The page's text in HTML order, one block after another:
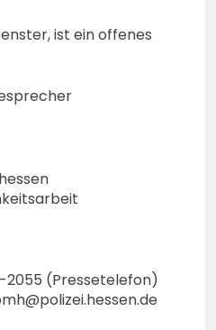
ist ein offenes
2055 (Pressetelefon)